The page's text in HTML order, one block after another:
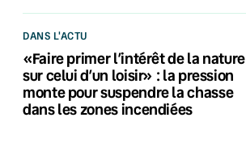
DANS L'ACTU
«Faire primer l’intérêt de la nature
sur celui d’un loisir» : la pression
monte pour suspendre la chasse
dans les zones incendiées